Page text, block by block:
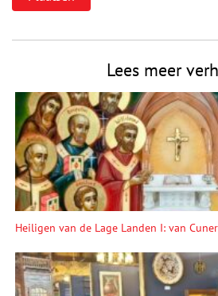
Lees meer
Heiligen van de Lage Landen I: van